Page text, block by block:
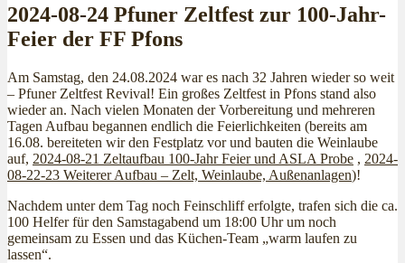
2024-08-24 Pfuner Zeltfest zur 100-Jahr-
Feier der FF Pfons
Am Samstag, den 24.08.2024 war es nach 32 Jahren wieder so weit
– Pfuner Zeltfest Revival! Ein großes Zeltfest in Pfons stand also
wieder an. Nach vielen Monaten der Vorbereitung und mehreren
Tagen Aufbau begannen endlich die Feierlichkeiten (bereits am
16.08. bereiteten wir den Festplatz vor und bauten die Weinlaube
auf, 2024-08-21 Zeltaufbau 100-Jahr Feier und ASLA Probe , 2024-
08-22-23 Weiterer Aufbau – Zelt, Weinlaube, Außenanlagen)!
Nachdem unter dem Tag noch Feinschliff erfolgte, trafen sich die ca.
100 Helfer für den Samstagabend um 18:00 Uhr um noch
gemeinsam zu Essen und das Küchen-Team „warm laufen zu
lassen“.